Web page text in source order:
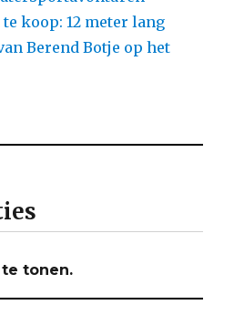
koop: 12 meter lang
Berend Botje op het
tonen.